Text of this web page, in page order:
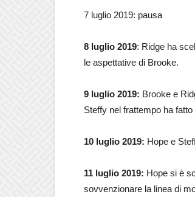
7 luglio 2019: pausa
8 luglio 2019: Ridge ha
le aspettative di Brooke.
9 luglio 2019: Brooke e
Steffy nel frattempo ha
10 luglio 2019: Hope e
11 luglio 2019: Hope si è
sovvenzionare la linea di